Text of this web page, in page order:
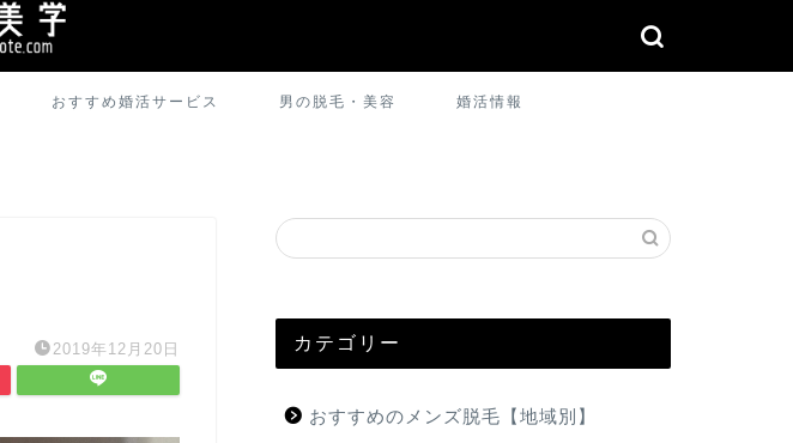
おすすめ婚活サービス 男の脱毛・美容 婚活情報
2019年12月20日 カテゴリー
おすすめのメンズ脱毛【地域別】